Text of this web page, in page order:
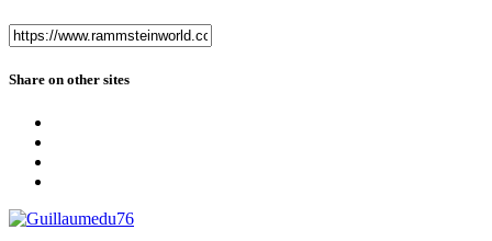
Share on other sites